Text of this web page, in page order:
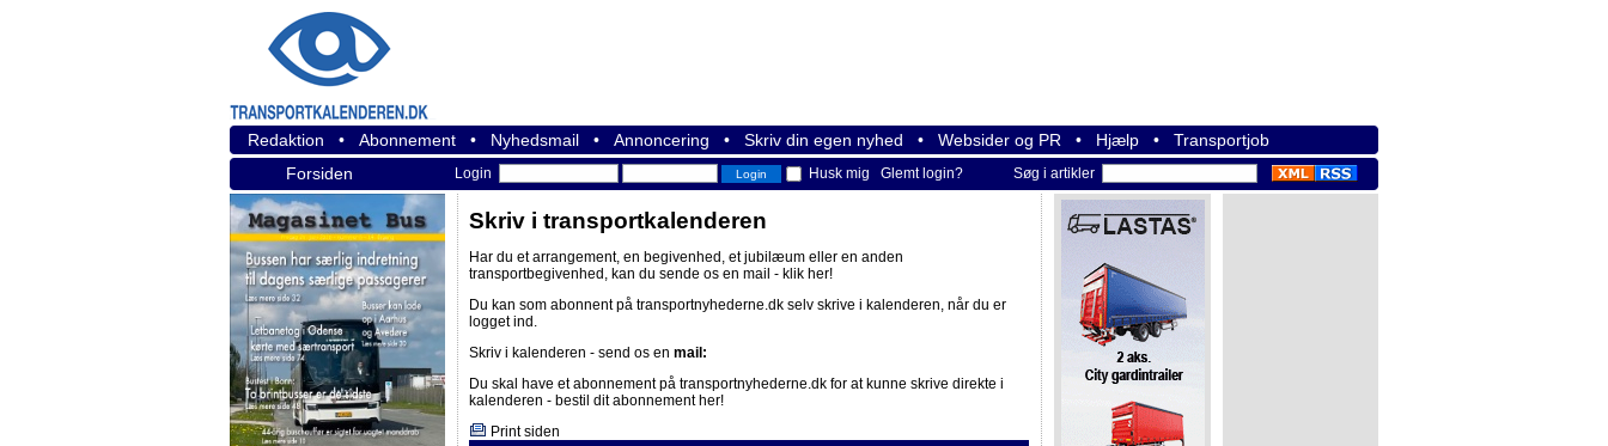
Redaktion • Abonnement • Nyhedsmail • Annoncering • Skriv din egen nyhed • Websider og PR • Hjælp • Transportjob
Forsiden
Login Husk mig Glemt login? Søg i artikler
Skriv i transportkalenderen
Har du et arrangement, en begivenhed, et jubilæum eller en anden
transportbegivenhed, kan du sende os en mail - klik her!
Du kan som abonnent på transportnyhederne.dk selv skrive i kalenderen, når du er
logget ind.
Skriv i kalenderen - send os en mail:
Du skal have et abonnement på transportnyhederne.dk for at kunne skrive direkte i
kalenderen - bestil dit abonnement her!
Print siden